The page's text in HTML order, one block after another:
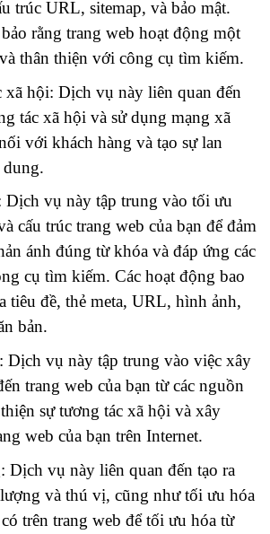
trúc URL, sitemap, và bảo mật.
rằng trang web hoạt động một
thân thiện với công cụ tìm kiếm.
xã hội: Dịch vụ này liên quan đến
tác xã hội và sử dụng mạng xã
với khách hàng và tạo sự lan
Dịch vụ này tập trung vào tối ưu
cấu trúc trang web của bạn để đảm
ánh đúng từ khóa và đáp ứng các
cụ tìm kiếm. Các hoạt động bao
tiêu đề, thẻ meta, URL, hình ảnh,
bản.
Dịch vụ này tập trung vào việc xây
trang web của bạn từ các nguồn
sự tương tác xã hội và xây
web của bạn trên Internet.
Dịch vụ này liên quan đến tạo ra
và thú vị, cũng như tối ưu hóa
trên trang web để tối ưu hóa từ